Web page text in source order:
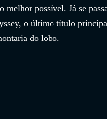
melhor possível. Já se
o último título
do lobo.